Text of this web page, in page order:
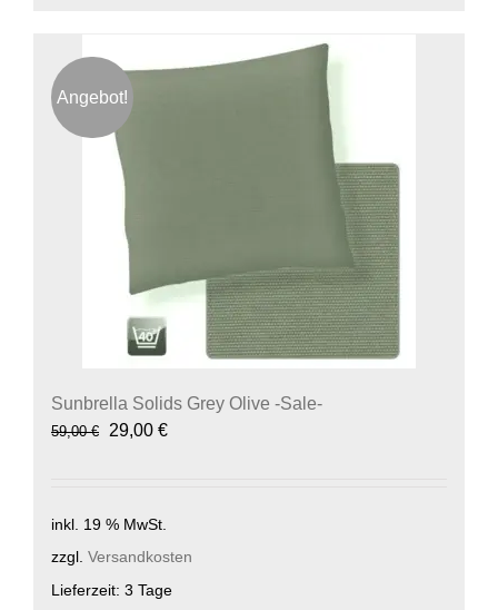
Angebot!
Sunbrella Solids Grey Olive -Sale-
59,00€
Ursprünglicher
29,00 €Aktueller
inkl. 19 % MwSt.
zzgl. Versandkosten
Lieferzeit: 3 Tage